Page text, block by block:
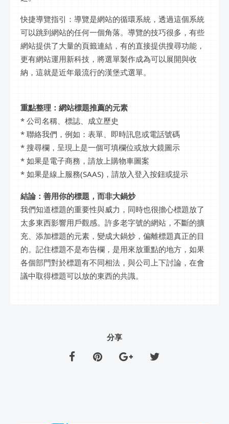
快捷導覽指引：導覽是網站的循環系統，透過這個系統
可以跳到網站的任何一個角落。導覽的技巧很多，有些
網站提供了大量的頁籤連結，有的直接提供搜尋功能，
更有網站運用新科技，將選單製作成為可以展開與收
納，這就是近年最流行的漢堡式選單。
重點整理：網站標題推薦的元素
* 公司名稱、標誌、成立歷史
* 聯絡我們，例如：表單、即時訊息或電話號碼
* 搜尋欄，呈現上是一個可填欄位或放大鏡圖示
* 如果是電子商務，請放上購物車圖案
* 如果是線上服務(SAAS)，請放入登入按鈕或提示
結論：善用你的標題，而非大鍋炒
我們知道標題的重要性與威力，同時也很擔心標題放了
太多東西影響用戶觀感。許多老字號的網站，不斷的擴
充、添加標題的元素，變成大鍋炒，偏離標題真正的目
的。記住標題不是布告欄，是用來放重點的地方，如果
各個部門對於標題有不同相法，與公司上下討論，在會
議中取得標題可以放的東西的共識。
分享